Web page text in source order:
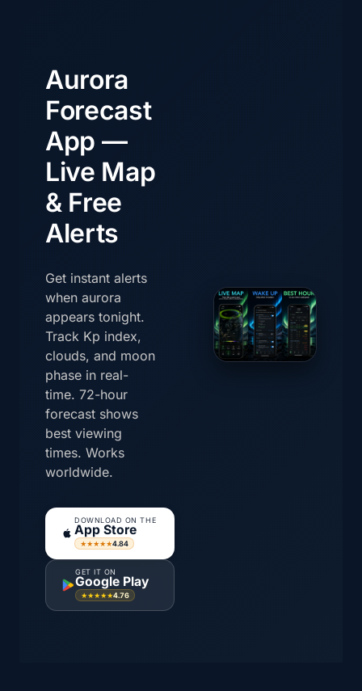
Aurora
Forecast
App —
Live Map
& Free
Alerts
Get instant alerts
when aurora
appears tonight.
Track Kp index,
clouds, and moon
phase in real-
time. 72-hour
forecast shows
best viewing
times. Works
worldwide.
DOWNLOAD ON THE
App Store
★★★★★4.84
GET IT ON
Google Play
★★★★★4.76